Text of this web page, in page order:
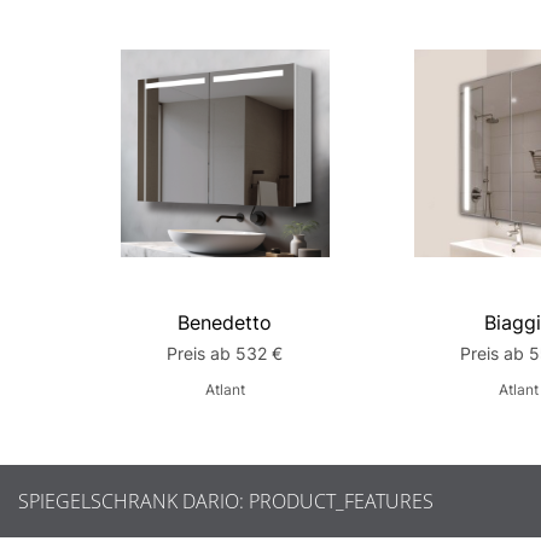
Benedetto
Preis ab 532 €
Atlant
Preis ab
Atlant
SPIEGELSCHRANK DARIO: PRODUCT_FEATURES